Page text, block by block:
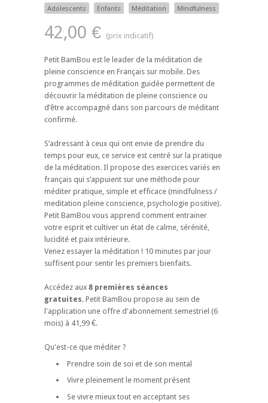
Adolescents Enfants Méditation Mindfulness
42,00 €
Petit BamBou est le leader de la méditation de
pleine conscience en Français sur mobile. Des
programmes de méditation guidée permettent de
découvrir la méditation de pleine conscience ou
d’être accompagné dans son parcours de méditant
confirmé.
S’adressant à ceux qui ont envie de prendre du
temps pour eux, ce service est centré sur la pratique
de la méditation. Il propose des exercices variés en
français qui s’appuient sur une méthode pour
méditer pratique, simple et efficace (mindfulness /
meditation pleine conscience, psychologie positive).
Petit BamBou vous apprend comment entrainer
votre esprit et cultiver un état de calme, sérénité,
lucidité et paix intérieure.
Venez essayer la méditation ! 10 minutes par jour
suffisent pour sentir les premiers bienfaits.
Accédez aux 8 premières séances
gratuites. Petit BamBou propose au sein de
l'application une offre d'abonnement semestriel (6
mois) à 41,99 €.
Qu'est-ce que méditer ?
Prendre soin de soi et de son mental
Vivre pleinement le moment présent
Se vivre mieux tout en acceptant ses